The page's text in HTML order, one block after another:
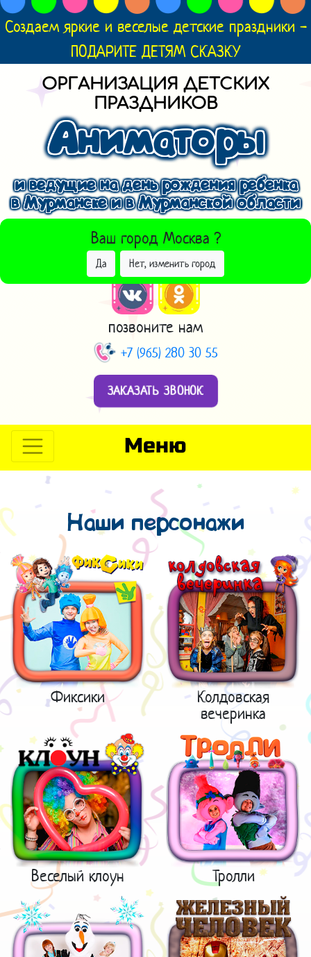
Создаем яркие и веселые детские праздники -
ПОДАРИТЕ ДЕТЯМ СКАЗКУ
ОРГАНИЗАЦИЯ ДЕТСКИХ
ПРАЗДНИКОВ
Аниматоры
и ведущие на день рождения ребенка
в Мурманске и в Мурманской области
Ваш город Москва ?
Да Нет, изменить город
ВЫБРАТЬ ДРУГОЙ ГОРОД
позвоните нам
+7 (965) 280 30 55
ЗАКАЗАТЬ ЗВОНОК
Меню
Наши персонажи
Фиксики
Колдовская
вечеринка
Веселый клоун Тролли